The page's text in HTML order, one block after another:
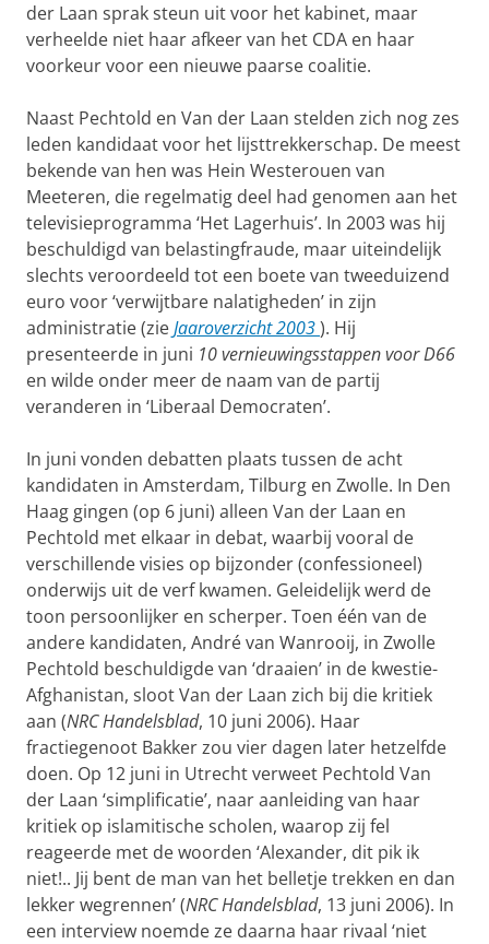
der Laan sprak steun uit voor het kabinet, maar
verheelde niet haar afkeer van het CDA en haar
voorkeur voor een nieuwe paarse coalitie.
Naast Pechtold en Van der Laan stelden zich nog zes
leden kandidaat voor het lijsttrekkerschap. De meest
bekende van hen was Hein Westerouen van
Meeteren, die regelmatig deel had genomen aan het
televisieprogramma ‘Het Lagerhuis’. In 2003 was hij
beschuldigd van belastingfraude, maar uiteindelijk
slechts veroordeeld tot een boete van tweeduizend
euro voor ‘verwijtbare nalatigheden’ in zijn
administratie (zieJaaroverzicht 2003). Hij
presenteerde in juni 10 ver­nieuwingsstappen voor D66
en wilde onder meer de naam van de partij
veranderen in ‘Liberaal Democraten’.
In juni vonden debatten plaats tussen de acht
kandidaten in Amsterdam, Tilburg en Zwolle. In Den
Haag gingen (op 6 juni) alleen Van der Laan en
Pechtold met elkaar in debat, waarbij vooral de
verschillende visies op bijzonder (confessioneel)
onderwijs uit de verf kwamen. Geleidelijk werd de
toon persoonlijker en scherper. Toen één van de
andere kandi­daten, André van Wanrooij, in Zwolle
Pechtold beschuldigde van ‘draaien’ in de kwestie-
Afghanistan, sloot Van der Laan zich bij die kritiek
aan (NRC Handelsblad, 10 juni 2006). Haar
fractiegenoot Bakker zou vier dagen later hetzelfde
doen. Op 12 juni in Utrecht verweet Pechtold Van
der Laan ‘simplificatie’, naar aanleiding van haar
kritiek op islamitische scholen, waarop zij fel
reageerde met de woorden ‘Alexander, dit pik ik
niet!.. Jij bent de man van het belletje trekken en dan
lekker wegrennen’ (NRC Handelsblad, 13 juni 2006). In
een interview noemde ze daarna haar rivaal ‘niet